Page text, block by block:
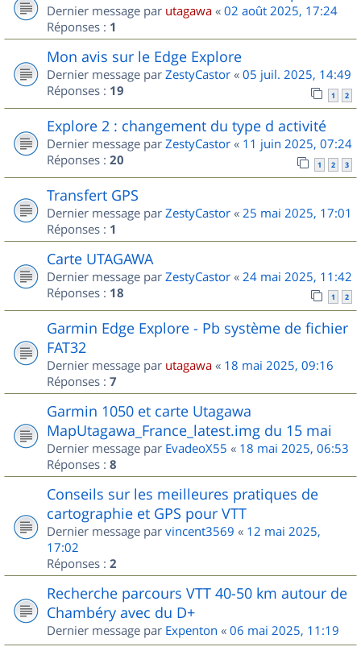
Dernier message par utagawa « 02 août 2025, 17:24
Réponses : 1
Mon avis sur le Edge Explore
Dernier message par ZestyCastor « 05 juil. 2025, 14:49
Réponses : 19 1 2
Explore 2 : changement du type d activité
Dernier message par ZestyCastor « 11 juin 2025, 07:24
Réponses : 20 1 2 3
Transfert GPS
Dernier message par ZestyCastor « 25 mai 2025, 17:01
Réponses : 1
Carte UTAGAWA
Dernier message par ZestyCastor « 24 mai 2025, 11:42
Réponses : 18 1 2
Garmin Edge Explore - Pb système de fichier
FAT32
Dernier message par utagawa « 18 mai 2025, 09:16
Réponses : 7
Garmin 1050 et carte Utagawa
MapUtagawa_France_latest.img du 15 mai
Dernier message par EvadeoX55 « 18 mai 2025, 06:53
Réponses : 8
Conseils sur les meilleures pratiques de
cartographie et GPS pour VTT
Dernier message par vincent3569 « 12 mai 2025,
17:02
Réponses : 2
Recherche parcours VTT 40-50 km autour de
Chambéry avec du D+
Dernier message par Expenton « 06 mai 2025, 11:19